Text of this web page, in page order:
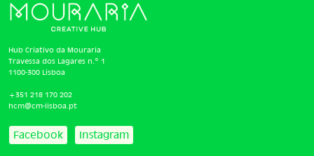
Hub Criativo da Mouraria
Travessa dos Lagares n.º 1
1100-300 Lisboa
+351 218 170 202
hcm@cm-lisboa.pt
Facebook Instagram